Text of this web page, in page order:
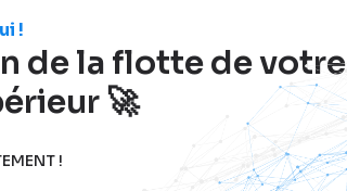
!
de la flotte de votre
🚀
!